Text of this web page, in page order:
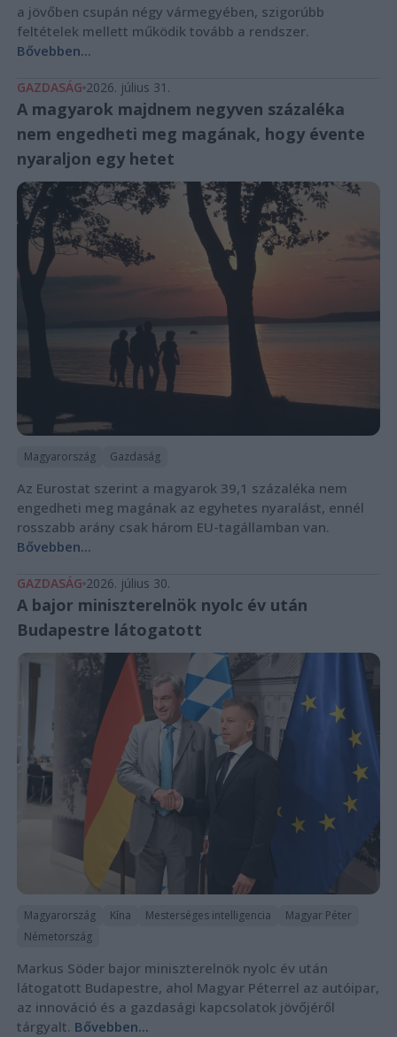
a jövőben csupán négy vármegyében, szigorúbb
feltételek mellett működik tovább a rendszer.
Bővebben...
GAZDASÁG 2026. július 31.
A magyarok majdnem negyven százaléka
nem engedheti meg magának, hogy évente
nyaraljon egy hetet
Magyarország Gazdaság
Az Eurostat szerint a magyarok 39,1 százaléka nem
engedheti meg magának az egyhetes nyaralást, ennél
rosszabb arány csak három EU-tagállamban van.
Bővebben...
GAZDASÁG 2026. július 30.
A bajor miniszterelnök nyolc év után
Budapestre látogatott
Magyarország Kína Mesterséges intelligencia
Magyar Péter
Németország
Markus Söder bajor miniszterelnök nyolc év után
látogatott Budapestre, ahol Magyar Péterrel az autóipar,
az innováció és a gazdasági kapcsolatok jövőjéről
tárgyalt. Bővebben...